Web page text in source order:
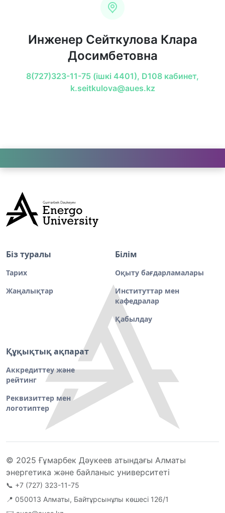
Инженер Сейткулова Клара
Досимбетовна
8(727)323-11-75 (ішкі 4401), D108 кабинет,
k.seitkulova@aues.kz
Біз туралы
Тарих
Жаңалықтар
Білім
Оқыту бағдарламалары
Институттар мен
кафедралар
Қабылдау
Құқықтық ақпарат
Аккредиттеу және
рейтинг
Реквизиттер мен
логотиптер
© 2025 Ғұмарбек Дәукеев атындағы Алматы
энергетика және байланыс университеті
📞 +7 (727) 323-11-75
📍 050013 Алматы, Байтұрсынұлы көшесі 126/1